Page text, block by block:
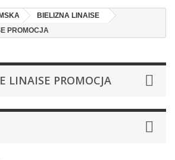
BIELIZNA LINAISE
PROMOCJA
LINAISE PROMOCJA